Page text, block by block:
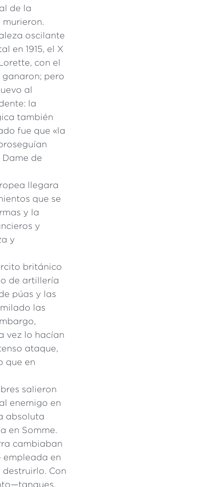
de la
oscilante
en 1915, el X
con el
pero
al
la
también
fue que «la
de
llegara
que se
y la
y
y
británico
de artillería
púas y las
las
vez lo hacían
ataque,
que en
salieron
enemigo en
absoluta
en Somme.
cambiaban
empleada en
Con